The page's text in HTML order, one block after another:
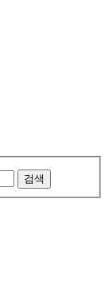
검색